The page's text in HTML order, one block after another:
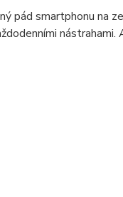
pád smartphonu na
nástrahami.